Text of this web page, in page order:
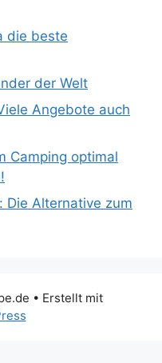
die beste
der Welt
Angebote auch
Camping optimal
Die Alternative zum
• Erstellt mit